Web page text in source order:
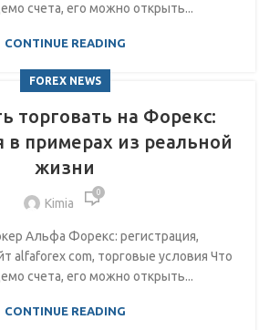
счета, его можно открыть...
CONTINUE READING
FOREX NEWS
торговать на Форекс:
в примерах из реальной
жизни
Kimia
0
Альфа Форекс: регистрация,
alfaforex com, торговые условия Что
счета, его можно открыть...
CONTINUE READING